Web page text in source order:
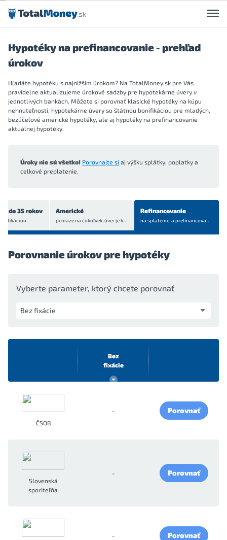
Preskočiť na obsah
Hypotéky na prefinancovanie - prehľad
úrokov
Hľadáte hypotéku s najnižším úrokom? Na TotalMoney.sk pre Vás
pravidelne aktualizujeme úrokové sadzby pre hypotekárne úvery v
jednotlivých bankách. Môžete si porovnať klasické hypotéky na kúpu
nehnuteľnosti, hypotekárne úvery so štátnou bonifikáciou pre mladých,
bezúčelové americké hypotéky, ale aj hypotéky na prefinancovanie
aktuálnej hypotéky.
Úroky nie sú všetko! Porovnajte si aj výšku splátky, poplatky a
celkové preplatenie.
do 35 rokov Americké
peniaze na čokoľvek, úver jekrytý bytom alebo domom
Refinancovanie
na splatenie a prefinancovanie
Porovnanie úrokov pre hypotéky
Vyberte parameter, ktorý chcete porovnať
Bez
fixácie
ČSOB
- Porovnať
Slovenská
sporiteľňa
- Porovnať
- Porovnať